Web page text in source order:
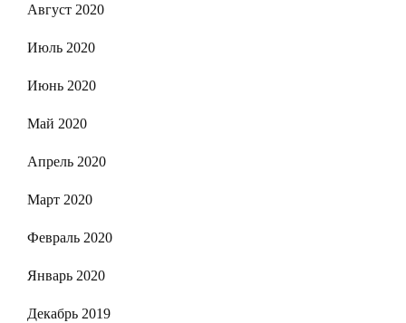
Август 2020
Июль 2020
Июнь 2020
Май 2020
Апрель 2020
Март 2020
Февраль 2020
Январь 2020
Декабрь 2019